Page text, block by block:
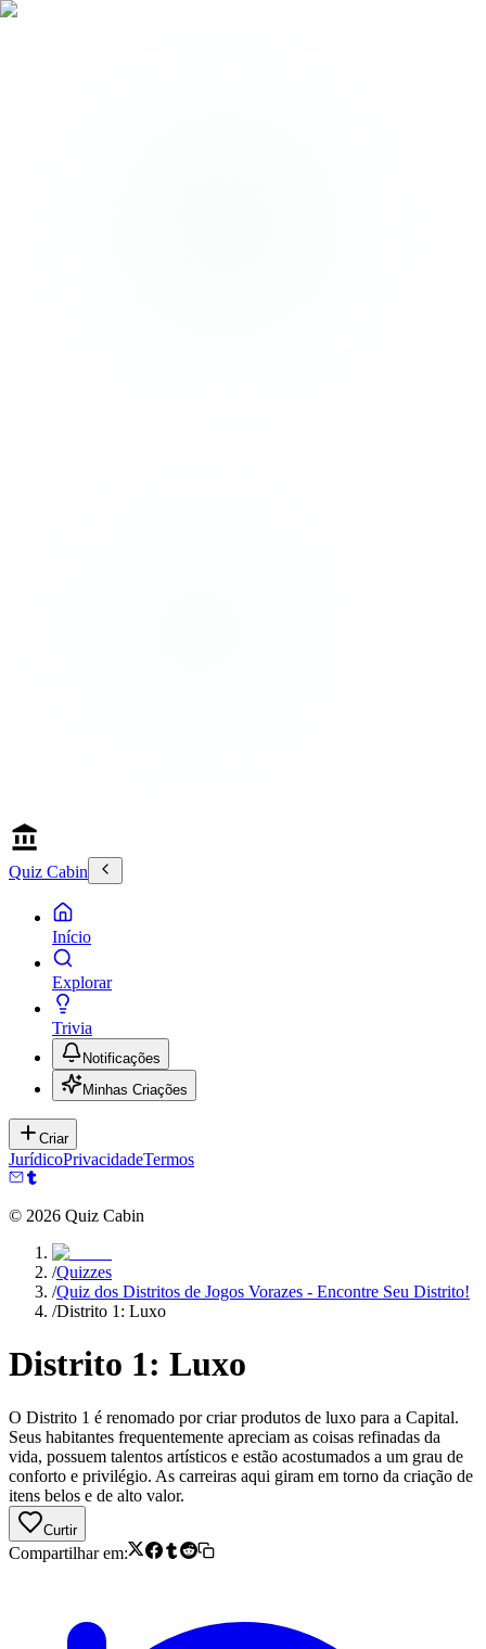
Quiz Cabin
Início
Explorar
Trivia
Notificações
Minhas Criações
Criar
JurídicoPrivacidadeTermos
© 2026 Quiz Cabin
/Quizzes
/Quiz dos Distritos de Jogos Vorazes - Encontre Seu Distrito!
/Distrito 1: Luxo
Distrito 1: Luxo
O Distrito 1 é renomado por criar produtos de luxo para a Capital.
Seus habitantes frequentemente apreciam as coisas refinadas da
vida, possuem talentos artísticos e estão acostumados a um grau de
conforto e privilégio. As carreiras aqui giram em torno da criação de
itens belos e de alto valor.
Curtir
Compartilhar em: